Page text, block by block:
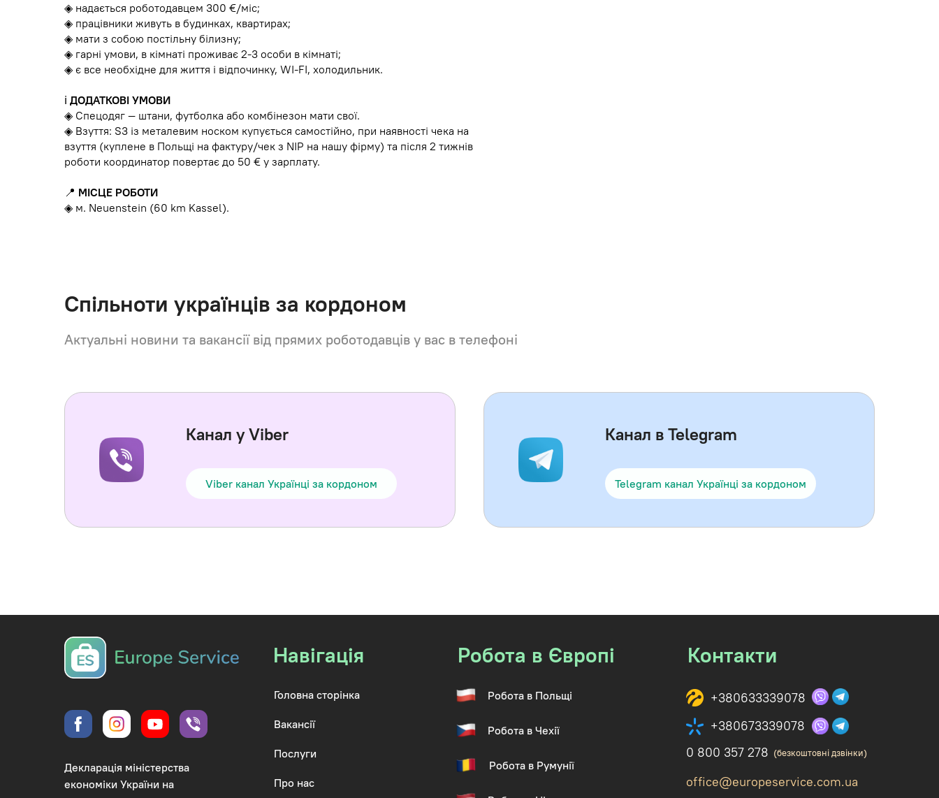
◈ надається роботодавцем 300 €/міс;
◈ працівники живуть в будинках, квартирах;
◈ мати з собою постільну білизну;
◈ гарні умови, в кімнаті проживає 2-3 особи в кімнаті;
◈ є все необхідне для життя і відпочинку, WI-FI, холодильник.
ℹ️ ДОДАТКОВІ УМОВИ
◈ Спецодяг — штани, футболка або комбінезон мати свої.
◈ Взуття: S3 із металевим носком купується самостійно, при наявності чека на
взуття (куплене в Польщі на фактуру/чек з NIP на нашу фірму) та після 2 тижнів
роботи координатор повертає до 50 € у зарплату.
📍 МІСЦЕ РОБОТИ
◈ м. Neuenstein (60 km Kassel).
Канал в Telegram
Telegram канал Українці за кордоном
Канал у Viber
Viber канал Українці за кордоном
Спільноти українців за кордоном
Актуальні новини та вакансії від прямих роботодавців у вас в телефоні
Контакти
office@europeservice.com.ua
Навігація
+380633339078
+380673339078
Головна сторінка
Вакансії
Послуги
Про нас
Робота в Європі
Робота в Польщі
Робота в Чехії
Робота в Румунії
(безкоштовні дзвінки)
0 800 357 278
Декларація міністерства
економіки України на